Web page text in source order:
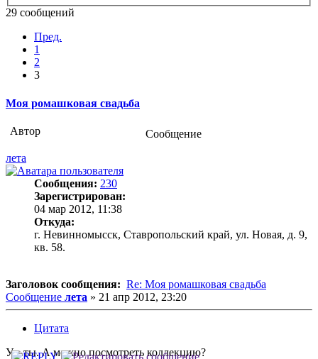
29 сообщений
Пред.
1
2
3
Моя ромашковая свадьба
Автор
Сообщение
лета
Сообщения: 230
Зарегистрирован:
04 мар 2012, 11:38
Откуда:
г. Невинномысск, Ставропольский край, ул. Новая, д. 9,
кв. 58.
Заголовок сообщения: Re: Моя ромашковая свадьба
Сообщение лета » 21 апр 2012, 23:20
Цитата
Ух, ты. А можно посмотреть коллекцию?